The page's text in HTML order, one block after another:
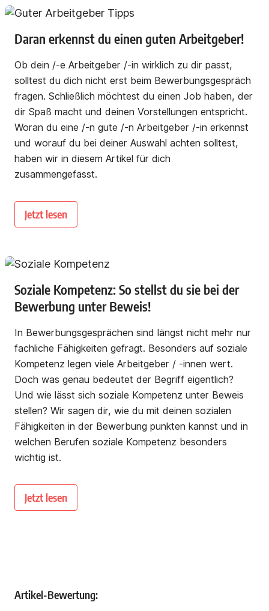
Daran erkennst du einen guten Arbeitgeber!
Ob dein /-e Arbeitgeber /-in wirklich zu dir passt,
solltest du dich nicht erst beim Bewerbungsgespräch
fragen. Schließlich möchtest du einen Job haben, der
dir Spaß macht und deinen Vorstellungen entspricht.
Woran du eine /-n gute /-n Arbeitgeber /-in erkennst
und worauf du bei deiner Auswahl achten solltest,
haben wir in diesem Artikel für dich
zusammengefasst.
Jetzt lesen
Soziale Kompetenz: So stellst du sie bei der
Bewerbung unter Beweis!
In Bewerbungsgesprächen sind längst nicht mehr nur
fachliche Fähigkeiten gefragt. Besonders auf soziale
Kompetenz legen viele Arbeitgeber / -innen wert.
Doch was genau bedeutet der Begriff eigentlich?
Und wie lässt sich soziale Kompetenz unter Beweis
stellen? Wir sagen dir, wie du mit deinen sozialen
Fähigkeiten in der Bewerbung punkten kannst und in
welchen Berufen soziale Kompetenz besonders
wichtig ist.
Jetzt lesen
Artikel-Bewertung: